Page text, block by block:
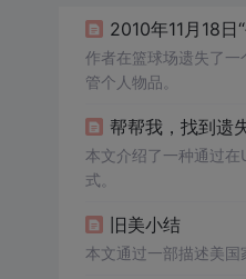
2010年11月18日
作者在篮球场遗失了
管个人物品。
帮帮我，找到遗
本文介绍了一种通过
式。
旧美小结
本文通过一部描述美国